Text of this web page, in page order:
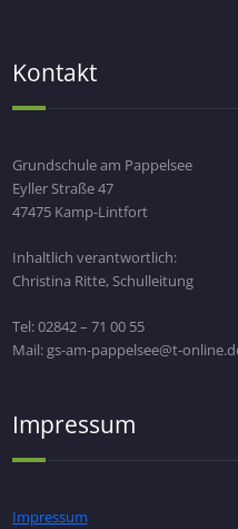
Kontakt
Grundschule am Pappelsee
Eyller Straße 47
47475 Kamp-Lintfort
Inhaltlich verantwortlich:
Christina Ritte, Schulleitung
Tel: 02842 – 71 00 55
Mail: gs-am-pappelsee@t-
Impressum
Impressum